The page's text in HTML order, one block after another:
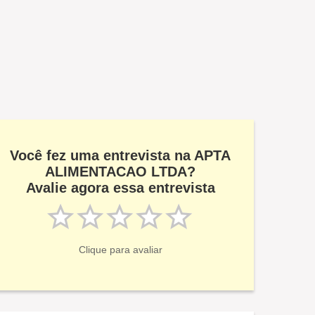
Você fez uma entrevista na APTA
ALIMENTACAO LTDA?
Avalie agora essa entrevista
Clique para avaliar